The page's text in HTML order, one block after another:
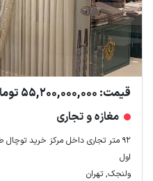
قیمت: 55,200,000,000 تومان
مغازه و تجاری
۹۲ متر تجاری داخل مرکز خرید توچال
اول
ولنجک, تهران